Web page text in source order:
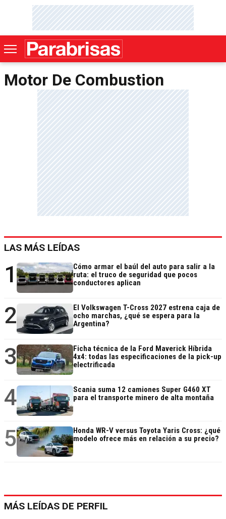
Motor De Combustion
LAS MÁS LEÍDAS
1
Cómo armar el baúl del auto para salir a la
ruta: el truco de seguridad que pocos
conductores aplican
2
El Volkswagen T-Cross 2027 estrena caja de
ocho marchas, ¿qué se espera para la
Argentina?
3
Ficha técnica de la Ford Maverick Híbrida
4x4: todas las especificaciones de la pick-up
electrificada
4
Scania suma 12 camiones Super G460 XT
para el transporte minero de alta montaña
5
Honda WR-V versus Toyota Yaris Cross: ¿qué
modelo ofrece más en relación a su precio?
MÁS LEÍDAS DE PERFIL